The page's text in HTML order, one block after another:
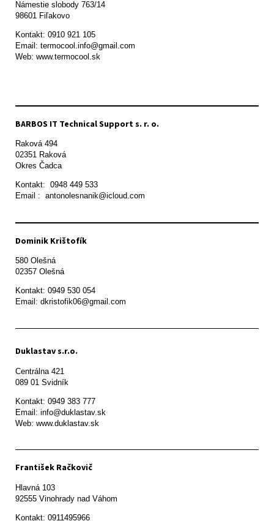
Námestie slobody 763/14
98601 Fiľakovo
Kontakt: 0910 921 105
Email: termocool.info@gmail.com
Web: www.termocool.sk
BARBOS IT Technical Support s. r. o.
Raková 494
02351 Raková
Okres Čadca
Kontakt:  0948 449 533
Email :  antonolesnanik@icloud.com
Dominik Krištofík
580 Olešná
Kontakt: 0949 530 054
Email: dkristofik06@gmail.com
Duklastav s.r.o.
Centrálna 421
089 01 Svidník
Kontakt: 0949 383 777
Email: info@duklastav.sk
Web: www.duklastav.sk
František Račkovič
Hlavná 103
92555 Vinohrady nad Váhom
Kontakt: 0911495966